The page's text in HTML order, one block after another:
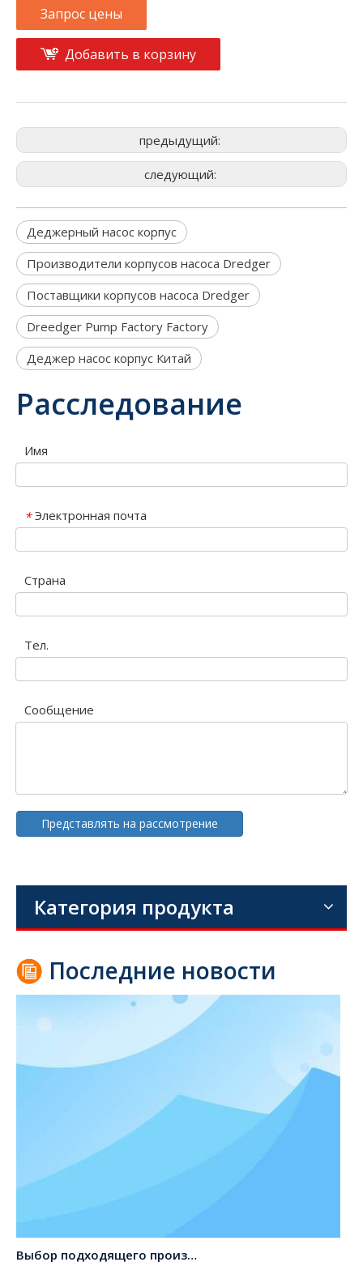
Запрос цены
Добавить в корзину
предыдущий:
следующий:
Деджерный насос корпус
Производители корпусов насоса Dredger
Поставщики корпусов насоса Dredger
Dreedger Pump Factory Factory
Деджер насос корпус Китай
Расследование
Имя
* Электронная почта
Страна
Тел.
Сообщение
Представлять на рассмотрение
Категория продукта
Последние новости
Земснаряд с фрезами (CSD) — это гидравлическая